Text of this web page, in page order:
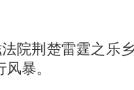
院荆楚雷霆之乐
暴。